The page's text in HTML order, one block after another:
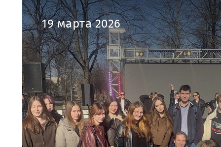
19 марта 2026